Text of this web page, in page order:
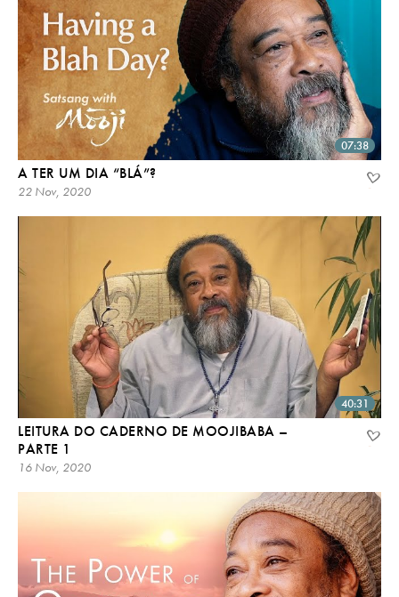
07:38
A TER UM DIA “BLÁ”?
22 Nov, 2020
40:31
LEITURA DO CADERNO DE MOOJIBABA –
PARTE 1
16 Nov, 2020